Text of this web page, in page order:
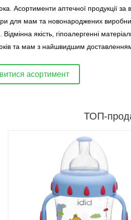
Асортименти аптечної продукції за
для мам та новонароджених
Відмінна якість, гіпоалергенні
та мам з найшвидшим доставленням
асортимент
ТОП-
на
інших